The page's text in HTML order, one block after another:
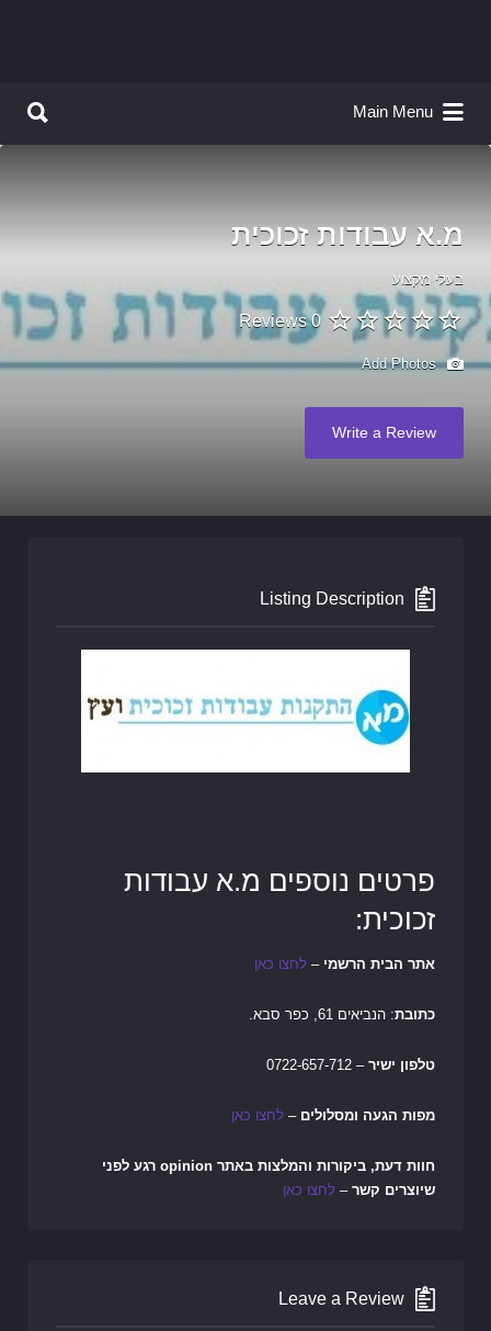
Main Menu
מ.א עבודות זכוכית
בעלי מקצוע
0 Reviews
Add Photos
Write a Review
Listing Description
פרטים נוספים מ.א עבודות
זכוכית:
אתר הבית הרשמי – לחצו כאן
כתובת: הנביאים 61, כפר סבא.
טלפון ישיר – 0722-657-712
מפות הגעה ומסלולים – לחצו כאן
חוות דעת, ביקורות והמלצות באתר opinion רגע לפני
שיוצרים קשר – לחצו כאן
Leave a Review